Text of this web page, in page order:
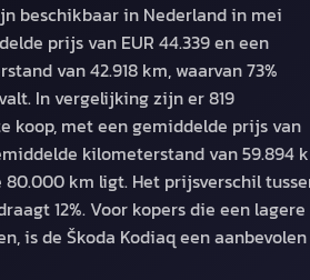
beschikbaar in Nederland in mei
prijs van EUR 44.339 en een
van 42.918 km, waarvan 73%
In vergelijking zijn er 819
koop, met een gemiddelde prijs van
kilometerstand van 59.894
80.000 km ligt. Het prijsverschil
12%. Voor kopers die een lagere
is de Škoda Kodiaq een aanbevolen